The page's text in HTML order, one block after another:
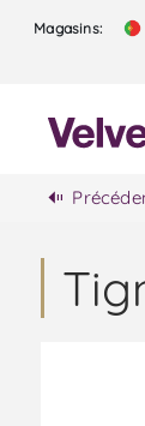
Magasins: